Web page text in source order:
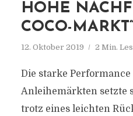
HOHE
COCO-
12. Oktober 2019 2 Min.
Die starke Performance
Anleihemärkten setzte
trotz eines leichten